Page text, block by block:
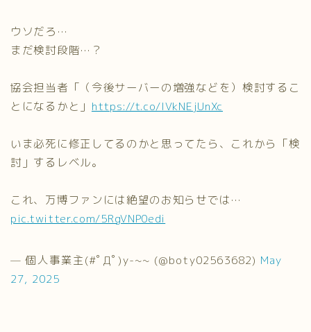
ウソだろ…
まだ検討段階…？
協会担当者「（今後サーバーの増強などを）検討するこ
とになるかと」 https://t.co/IVkNEjUnXc
いま必死に修正してるのかと思ってたら、これから「検
討」するレベル。
これ、万博ファンには絶望のお知らせでは…
pic.twitter.com/5RgVNP0edi
— 個人事業主(#ﾟДﾟ)y-~~ (@boty02563682) May
27, 2025